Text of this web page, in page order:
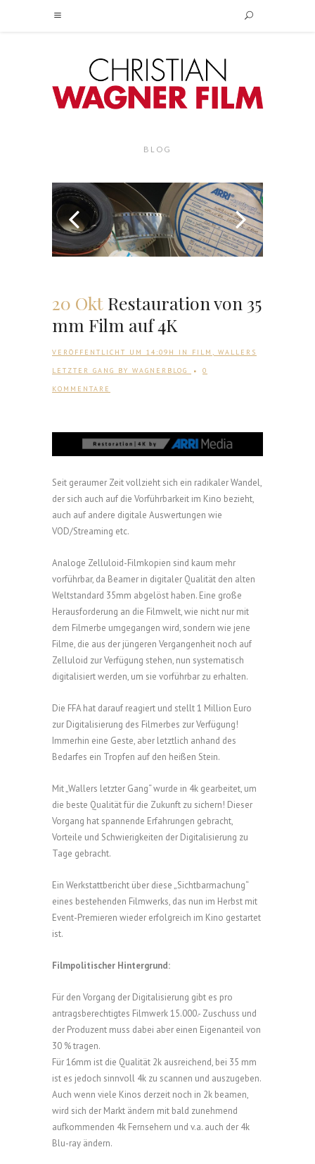
BLOG
20 Okt Restauration von 35
mm Film auf 4K
VERÖFFENTLICHT UM 14:09H IN FILM , WALLERS
LETZTER GANG
BY WAGNERBLOG
0
KOMMENTARE
Seit geraumer Zeit vollzieht sich ein radikaler Wandel,
der sich auch auf die Vorführbarkeit im Kino bezieht,
auch auf andere digitale Auswertungen wie
VOD/Streaming etc.
Analoge Zelluloid-Filmkopien sind kaum mehr
vorführbar, da Beamer in digitaler Qualität den alten
Weltstandard 35mm abgelöst haben. Eine große
Herausforderung an die Filmwelt, wie nicht nur mit
dem Filmerbe umgegangen wird, sondern wie jene
Filme, die aus der jüngeren Vergangenheit noch auf
Zelluloid zur Verfügung stehen, nun systematisch
digitalisiert werden, um sie vorführbar zu erhalten.
Die FFA hat darauf reagiert und stellt 1 Million Euro
zur Digitalisierung des Filmerbes zur Verfügung!
Immerhin eine Geste, aber letztlich anhand des
Bedarfes ein Tropfen auf den heißen Stein.
Mit „Wallers letzter Gang“ wurde in 4k gearbeitet, um
die beste Qualität für die Zukunft zu sichern! Dieser
Vorgang hat spannende Erfahrungen gebracht,
Vorteile und Schwierigkeiten der Digitalisierung zu
Tage gebracht.
Ein Werkstattbericht über diese „Sichtbarmachung“
eines bestehenden Filmwerks, das nun im Herbst mit
Event-Premieren wieder erfolgreich im Kino gestartet
ist.
Filmpolitischer Hintergrund:
Für den Vorgang der Digitalisierung gibt es pro
antragsberechtigtes Filmwerk 15.000.- Zuschuss und
der Produzent muss dabei aber einen Eigenanteil von
30 % tragen.
Für 16mm ist die Qualität 2k ausreichend, bei 35 mm
ist es jedoch sinnvoll 4k zu scannen und auszugeben.
Auch wenn viele Kinos derzeit noch in 2k beamen,
wird sich der Markt ändern mit bald zunehmend
aufkommenden 4k Fernsehern und v.a. auch der 4k
Blu-ray ändern.